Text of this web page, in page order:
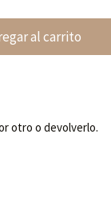
otro o devolverlo.